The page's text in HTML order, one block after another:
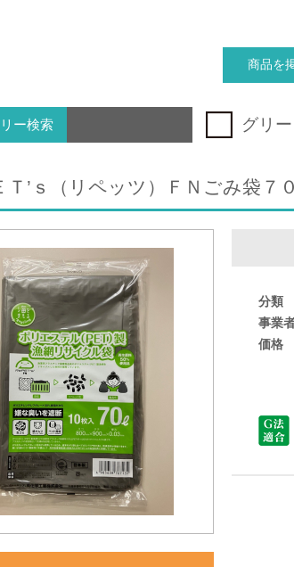
商品を
ー検索 グリ
Ｔ’ｓ（リペッツ）ＦＮごみ袋７
分類
事業
価格